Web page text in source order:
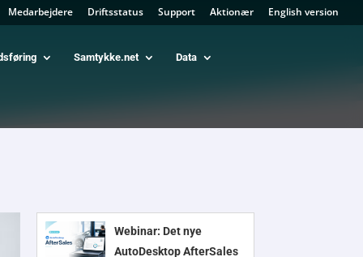
Medarbejdere Driftsstatus Support Aktionær English version
Samtykke.net Data
Webinar: Det nye
AutoDesktop AfterSales